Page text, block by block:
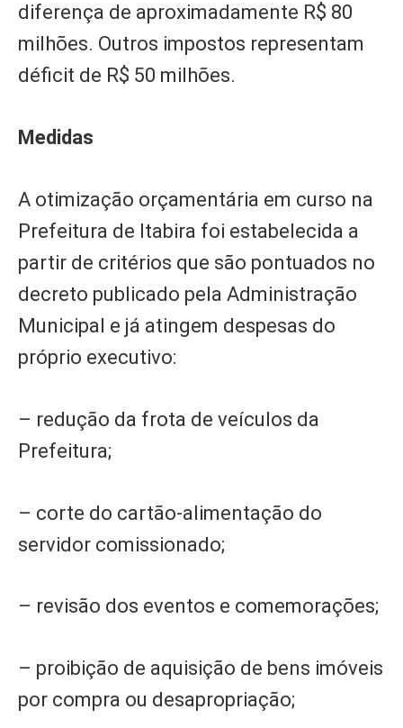
diferença de aproximadamente R$ 80
milhões. Outros impostos representam
déficit de R$ 50 milhões.
Medidas
A otimização orçamentária em curso na
Prefeitura de Itabira foi estabelecida a
partir de critérios que são pontuados no
decreto publicado pela Administração
Municipal e já atingem despesas do
próprio executivo:
– redução da frota de veículos da
Prefeitura;
– corte do cartão-alimentação do
servidor comissionado;
– revisão dos eventos e comemorações;
– proibição de aquisição de bens imóveis
por compra ou desapropriação;